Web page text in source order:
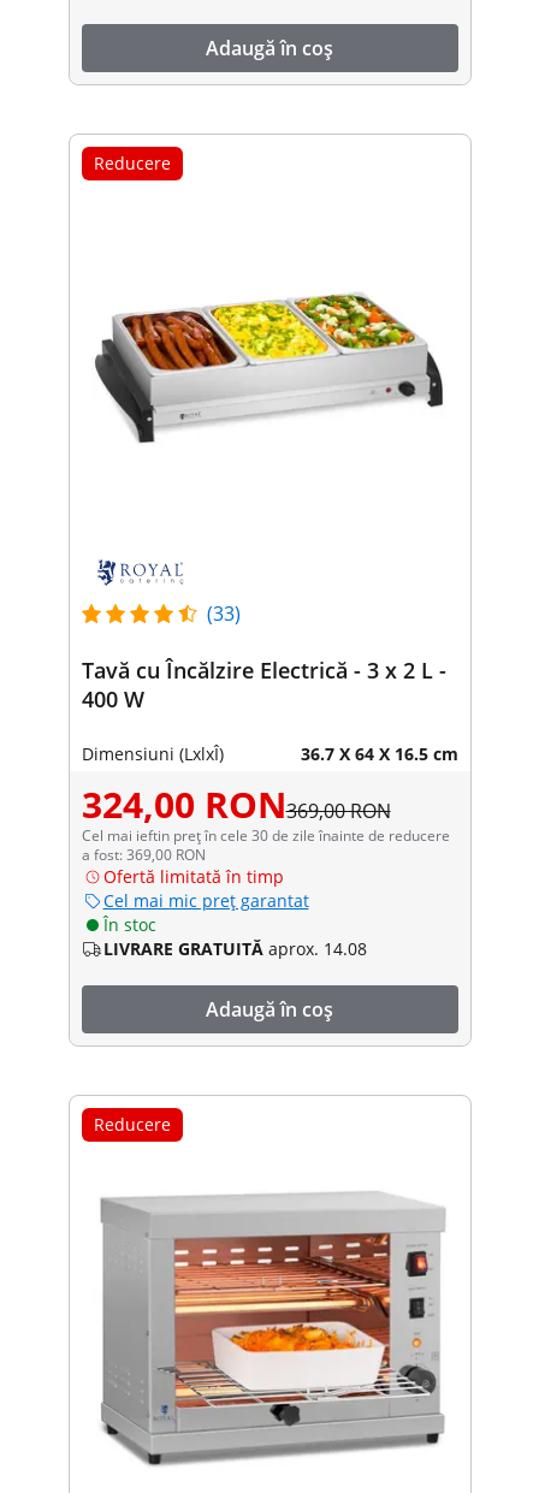
Adaugă în coș
Reducere
(33)
Tavă cu Încălzire Electrică - 3 x 2 L -
400 W
Dimensiuni (LxlxÎ) 36.7 X 64 X 16.5 cm
324,00 RON369,00 RON
Cel mai ieftin preț în cele 30 de zile înainte de reducere
a fost: 369,00 RON
Ofertă limitată în timp
Cel mai mic preț garantat
În stoc
LIVRARE GRATUITĂ aprox. 14.08
Adaugă în coș
Reducere